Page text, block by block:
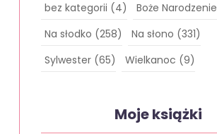
bez kategorii (4) Boże Narodzenie
Na słodko (258) Na słono (331)
Sylwester(65) Wielkanoc (9)
Moje książki